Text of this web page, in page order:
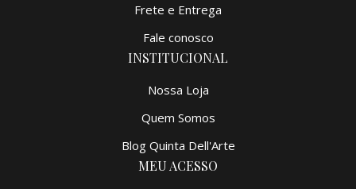
Frete e Entrega
Fale conosco
INSTITUCIONAL
Nossa Loja
Quem Somos
Blog Quinta Dell'Arte
MEU ACESSO